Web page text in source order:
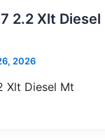
2.2 Xlt Diesel
2026
Xlt Diesel Mt